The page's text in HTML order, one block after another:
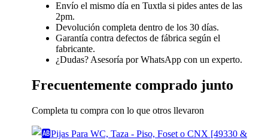
Envío el mismo día en Tuxtla si pides antes de las
2pm.
Devolución completa dentro de los 30 días.
Garantía contra defectos de fábrica según el
fabricante.
¿Dudas? Asesoría por WhatsApp con un experto.
Frecuentemente comprado junto
Completa tu compra con lo que otros llevaron